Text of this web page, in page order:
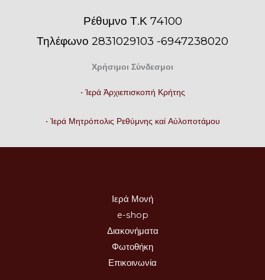
Ρέθυμνο Τ.Κ 74100
Τηλέφωνο 2831029103 -6947238020
Χρήσιμοι Σύνδεσμοι
• Ἱερά Ἀρχιεπισκοπή Κρήτης
• Ἱερά Μητρόπολις Ρεθύμνης καί Αὐλοποτάμου
Ιερά Μονή
e-shop
Διακονήματα
Φωτοθήκη
Επικοινωνία